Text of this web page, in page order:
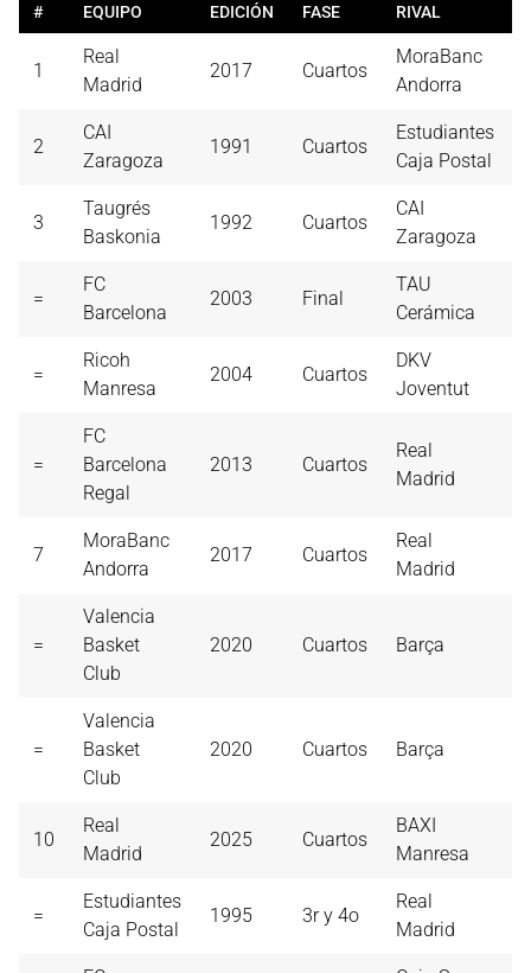
# EQUIPO EDICIÓN FASE RIVAL
1
Real
Madrid
2017 Cuartos
MoraBanc
Andorra
2
CAI
Zaragoza
1991 Cuartos
Estudiantes
Caja Postal
3
Taugrés
Baskonia
1992 Cuartos
CAI
Zaragoza
=
FC
Barcelona
2003 Final
TAU
Cerámica
=
Ricoh
Manresa
2004 Cuartos
DKV
Joventut
=
FC
Barcelona
Regal
2013 Cuartos
Real
Madrid
7
MoraBanc
Andorra
2017 Cuartos
Real
Madrid
=
Valencia
Basket
Club
2020 Cuartos Barça
=
Valencia
Basket
Club
2020 Cuartos Barça
10
Real
Madrid
2025 Cuartos
BAXI
Manresa
=
Estudiantes
Caja Postal
1995 3r y 4o
Real
Madrid